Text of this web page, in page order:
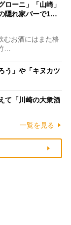
ローニ」「山崎」
隠れ家バーで1…
むお酒にはまた格
…
う」や「キヌカツ
て「川崎の大衆酒
一覧を見る